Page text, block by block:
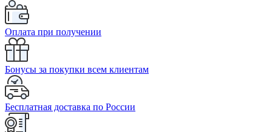
Оплата при получении
Бонусы за покупки всем клиентам
Бесплатная доставка по России